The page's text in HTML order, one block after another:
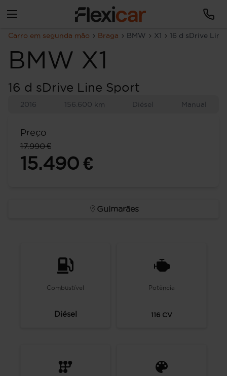
Carro em segunda mão Braga BMW X1 16 d sDrive
BMW X1
16 d sDrive Line Sport
2016 156.600 km Diésel Manual
Preço
17.990 €
15.490 €
Guimarães
Combustível
Diésel
Potência
116 CV